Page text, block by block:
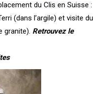
du Clis en Suisse :
(dans l’argile) et visite du
granite). Retrouvez le